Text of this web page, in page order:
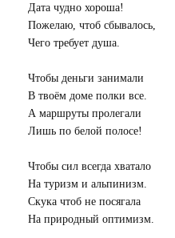
Дата чудно хороша!
Пожелаю, чтоб сбывалось,
Чего требует душа.
Чтобы деньги занимали
В твоём доме полки все.
А маршруты пролегали
Лишь по белой полосе!
Чтобы сил всегда хватало
На туризм и альпинизм.
Скука чтоб не посягала
На природный оптимизм.